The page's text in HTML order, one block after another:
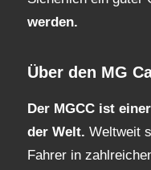
werden.
Über den MG
Der MGCC ist
der Welt. Weltweit
Fahrer in